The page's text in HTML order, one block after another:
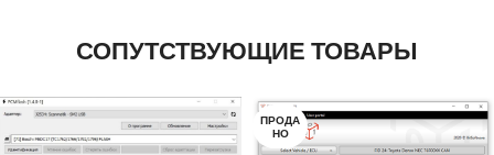
СОПУТСТВУЮЩИЕ ТОВАРЫ
ПРОДА
НО